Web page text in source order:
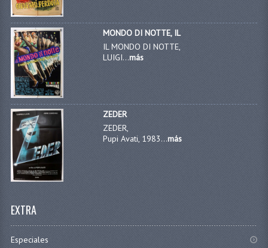
MONDO DI NOTTE, IL
IL MONDO DI NOTTE,
LUIGI...más
ZEDER
ZEDER,
Pupi Avati, 1983...más
EXTRA
Especiales